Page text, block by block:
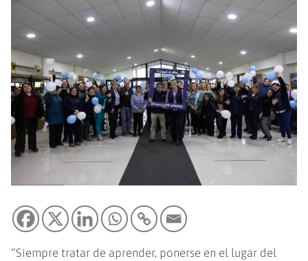
“Siempre tratar de aprender, ponerse en el lugar del